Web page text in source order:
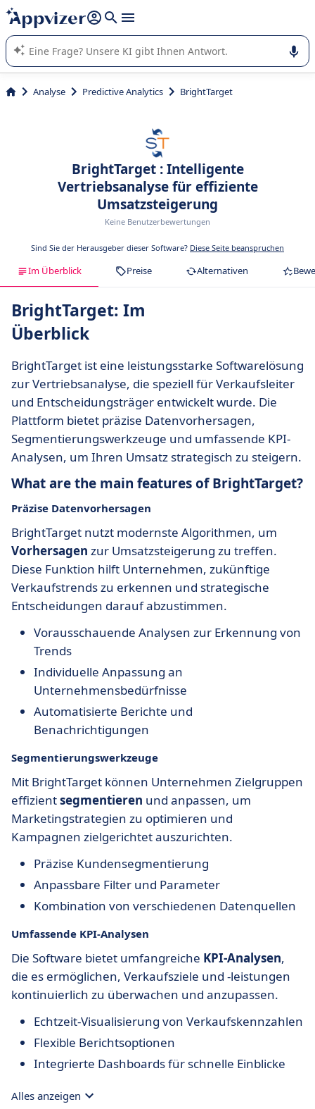
beantworten (mehrere Zeilen mit
Die KI von Appvizer führt Sie bei der Nutzung oder Auswahl
von SaaS-Software in Unternehmen.
Analyse Predictive Analytics BrightTarget
BrightTarget : Intelligente
Vertriebsanalyse für effiziente
Umsatzsteigerung
Keine Benutzerbewertungen
Sind Sie der Herausgeber dieser Software? Diese Seite beanspruchen
Im Überblick Preise Alternativen
BrightTarget: Im
Überblick
BrightTarget ist eine leistungsstarke Softwarelösung
zur Vertriebsanalyse, die speziell für Verkaufsleiter
und Entscheidungsträger entwickelt wurde. Die
Plattform bietet präzise Datenvorhersagen,
Segmentierungswerkzeuge und umfassende KPI-
Analysen, um Ihren Umsatz strategisch zu steigern.
What are the main features of BrightTarget?
Präzise Datenvorhersagen
BrightTarget nutzt modernste Algorithmen, um
Vorhersagen zur Umsatzsteigerung zu treffen.
Diese Funktion hilft Unternehmen, zukünftige
Verkaufstrends zu erkennen und strategische
Entscheidungen darauf abzustimmen.
Vorausschauende Analysen zur Erkennung von
Trends
Individuelle Anpassung an
Unternehmensbedürfnisse
Automatisierte Berichte und
Benachrichtigungen
Segmentierungswerkzeuge
Mit BrightTarget können Unternehmen Zielgruppen
effizientsegmentieren und anpassen, um
Marketingstrategien zu optimieren und
Kampagnen zielgerichtet auszurichten.
Präzise Kundensegmentierung
Anpassbare Filter und Parameter
Kombination von verschiedenen Datenquellen
Umfassende KPI-Analysen
Die Software bietet umfangreiche KPI-Analysen,
die es ermöglichen, Verkaufsziele und -leistungen
kontinuierlich zu überwachen und anzupassen.
Echtzeit-Visualisierung von Verkaufskennzahlen
Flexible Berichtsoptionen
Integrierte Dashboards für schnelle Einblicke
Alles anzeigen